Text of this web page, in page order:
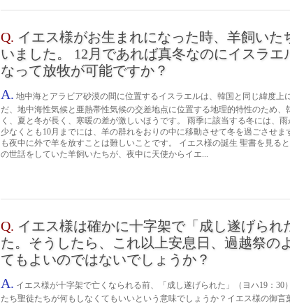
Q. イエス様がお生まれになった時、羊飼いた
いました。 12月であれば真冬なのにイスラ
なって放牧が可能ですか？
A. 地中海とアラビア砂漠の間に位置するイスラエルは、韓国と同じ緯度上
だ、地中海性気候と亜熱帯性気候の交差地点に位置する地理的特性のため、
く、夏と冬が長く、寒暖の差が激しいほうです。 雨季に該当する冬には、雨
少なくとも10月までには、羊の群れをおりの中に移動させて冬を過ごさせ
も夜中に外で羊を放すことは難しいことです。 イエス様の誕生 聖書を見る
の世話をしていた羊飼いたちが、夜中に天使からイエ...
Q. イエス様は確かに十字架で「成し遂げられ
た。そうしたら、これ以上安息日、過越祭の
てもよいのではないでしょうか？
A. イエス様が十字架で亡くなられる前、「成し遂げられた」（ヨハ19：30
たち聖徒たちが何もしなくてもいいという意味でしょうか？イエス様の御言